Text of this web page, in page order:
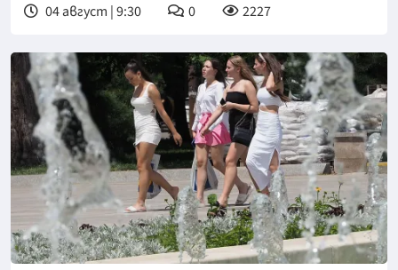
04 август | 9:30 0 2227